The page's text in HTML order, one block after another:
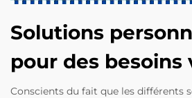
Solutions
pour des besoins
Conscients du fait que les différents